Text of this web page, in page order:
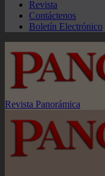
Revista
Contáctenos
Boletín Electrónico
Revista Panorámica